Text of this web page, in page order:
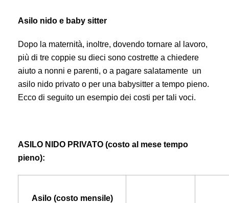
Asilo nido e baby sitter
Dopo la maternità, inoltre, dovendo tornare al lavoro,
più di tre coppie su dieci sono costrette a chiedere
aiuto a nonni e parenti, o a pagare salatamente un
asilo nido privato o per una babysitter a tempo pieno.
Ecco di seguito un esempio dei costi per tali voci.
ASILO NIDO PRIVATO (costo al mese tempo
pieno):
Asilo (costo mensile)